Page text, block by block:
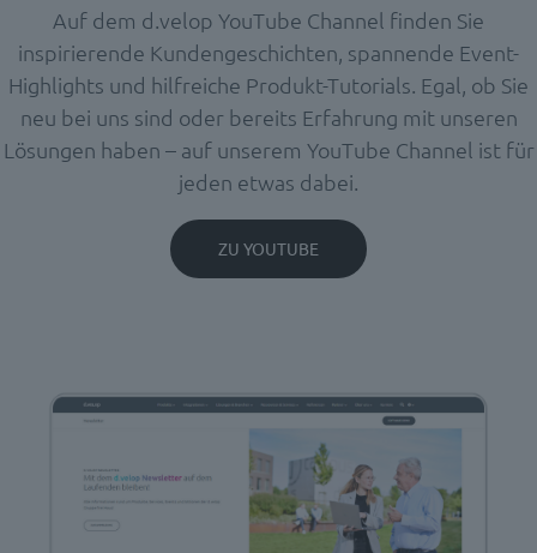
Auf dem d.velop YouTube Channel finden Sie
inspirierende Kundengeschichten, spannende Event-
Highlights und hilfreiche Produkt-Tutorials. Egal, ob Sie
neu bei uns sind oder bereits Erfahrung mit unseren
Lösungen haben – auf unserem YouTube Channel ist für
jeden etwas dabei.
ZU YOUTUBE